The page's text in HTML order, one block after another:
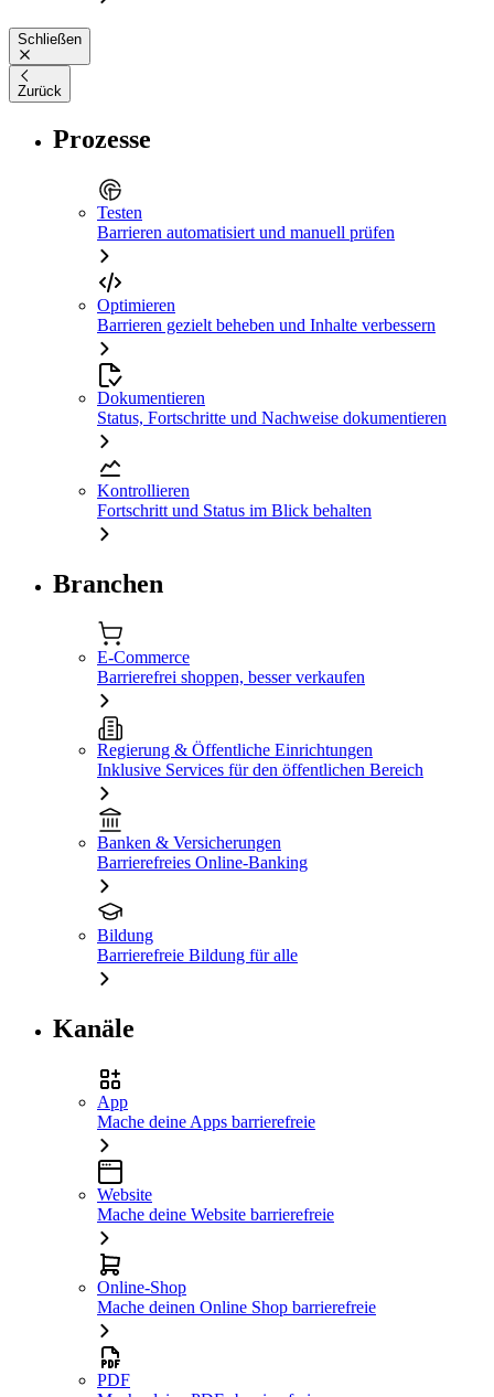
Schließen
Zurück
Prozesse
Testen
Barrieren automatisiert und manuell prüfen
Optimieren
Barrieren gezielt beheben und Inhalte verbessern
Dokumentieren
Status, Fortschritte und Nachweise dokumentieren
Kontrollieren
Fortschritt und Status im Blick behalten
Branchen
E-Commerce
Barrierefrei shoppen, besser verkaufen
Regierung & Öffentliche Einrichtungen
Inklusive Services für den öffentlichen Bereich
Banken & Versicherungen
Barrierefreies Online-Banking
Bildung
Barrierefreie Bildung für alle
Kanäle
App
Mache deine Apps barrierefreie
Website
Mache deine Website barrierefreie
Online-Shop
Mache deinen Online Shop barrierefreie
PDF